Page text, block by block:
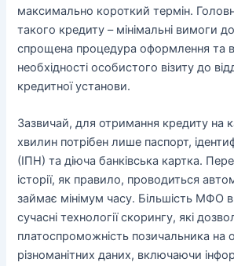
максимально короткий термін.
такого кредиту – мінімальні вимоги
спрощена процедура оформлення та
необхідності особистого візиту до
кредитної установи.
Зазвичай, для отримання кредиту на
хвилин потрібен лише паспорт,
(ІПН) та діюча банківська картка.
історії, як правило, проводиться
займає мінімум часу. Більшість МФО
сучасні технології скорингу, які
платоспроможність позичальника на
різноманітних даних, включаючи